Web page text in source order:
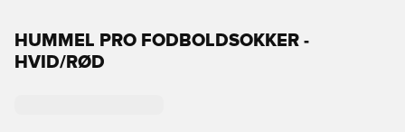
HUMMEL PRO FODBOLDSOKKER -
HVID/RØD